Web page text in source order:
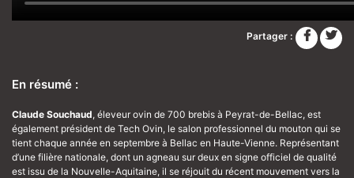
Partager :
En résumé :
Claude Souchaud, éleveur ovin de 700 brebis à Peyrat-de-Bellac, est
également président de Tech Ovin, le salon professionnel du mouton qui se
tient chaque année en septembre à Bellac en Haute-Vienne. Représentant
d’une filière nationale, dont un agneau sur deux en signe officiel de qualité
est issu de la Nouvelle-Aquitaine, il se réjouit du récent mouvement vers la